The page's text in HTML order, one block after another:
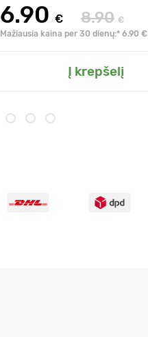
6.90 € 8.90 €
Mažiausia kaina per 30 dienų:* 6.90 €
Į krepšelį